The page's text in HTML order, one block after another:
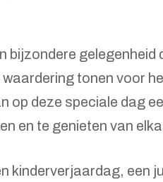
bijzondere gelegenheid
tonen voor
op deze speciale dag
en te genieten van
kinderverjaardag, een